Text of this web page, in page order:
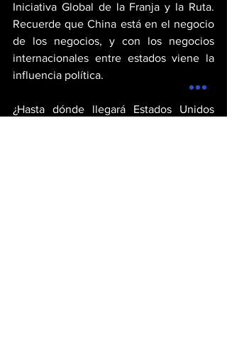
Iniciativa Global de la Franja y la Ruta.
Recuerde que China está en el negocio
de los negocios, y con los negocios
internacionales entre estados viene la
influencia política.
¿Hasta dónde llegará Estados Unidos